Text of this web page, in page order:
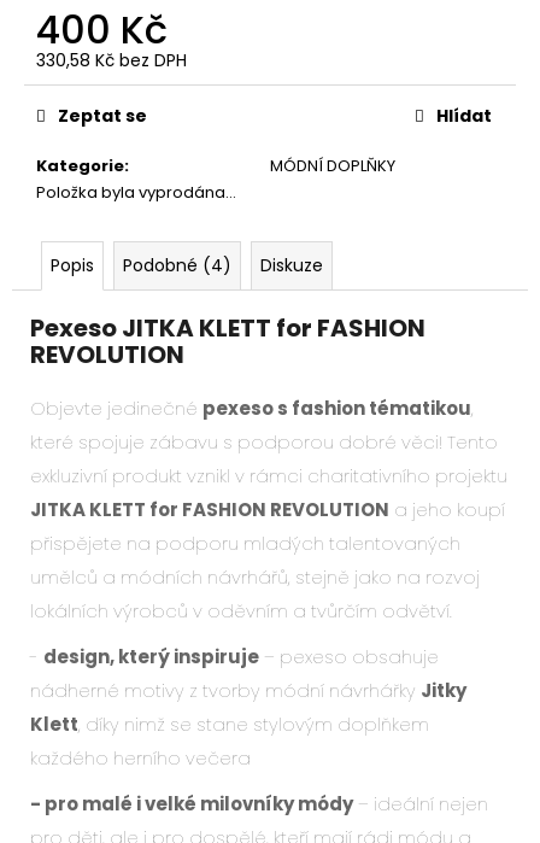
400 Kč
330,58 Kč bez DPH
Měrná
cena:
Kategorie:
MÓDNÍ DOPLŇKY
Položka byla vyprodána…
Zeptat se Hlídat
Popis Podobné (4) Diskuze
Pexeso JITKA KLETT for FASHION
REVOLUTION
Objevte jedinečné pexeso s fashion tématikou,
které spojuje zábavu s podporou dobré věci! Tento
exkluzivní produkt vznikl v rámci charitativního projektu
JITKA KLETT for FASHION REVOLUTION a jeho koupí
přispějete na podporu mladých talentovaných
umělců a módních návrhářů, stejně jako na rozvoj
lokálních výrobců v oděvním a tvůrčím odvětví.
- design, který inspiruje – pexeso obsahuje
nádherné motivy z tvorby módní návrhářky Jitky
Klett, díky nimž se stane stylovým doplňkem
každého herního večera
- pro malé i velké milovníky módy– ideální nejen
pro děti, ale i pro dospělé, kteří mají rádi módu a
e
m
e